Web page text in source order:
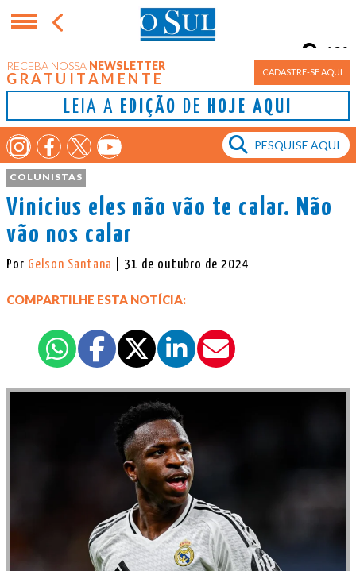
RECEBA NOSSA NEWSLETTER
GRATUITAMENTE CADASTRE-SE AQUI
LEIA A EDIÇÃO DE HOJE AQUI
Porto Alegre
12°
COLUNISTAS
Vinicius eles não vão te calar. Não
vão nos calar
Por Gelson Santana | 31 de outubro de 2024
COMPARTILHE ESTA NOTÍCIA: